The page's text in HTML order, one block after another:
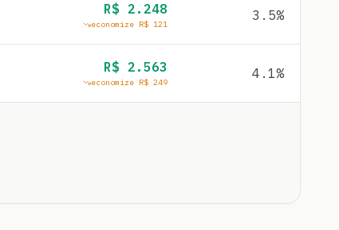
R$ 2.248
economize R$ 121
3.5%
R$ 2.563
economize R$ 249
4.1%